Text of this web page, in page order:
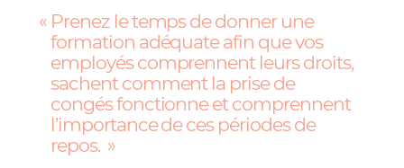
Prenez le temps de donner une
formation adéquate afin que vos
employés comprennent leurs droits,
sachent comment la prise de
congés fonctionne et comprennent
l’importance de ces périodes de
repos.